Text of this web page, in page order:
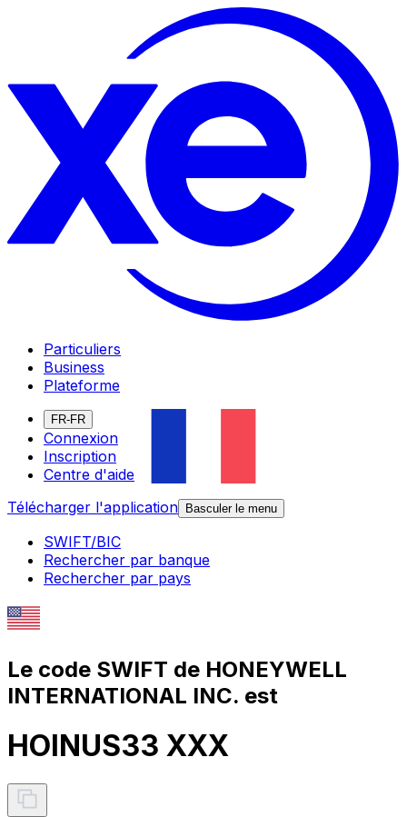
Particuliers
Business
Plateforme
FR-FR
Connexion
Inscription
Centre d'aide
Télécharger l'application
Basculer le menu
SWIFT/BIC
Rechercher par banque
Rechercher par pays
Le code SWIFT de HONEYWELL
INTERNATIONAL INC. est
HOINUS33 XXX